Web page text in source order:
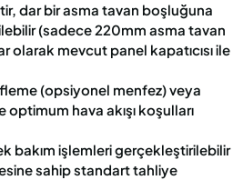
dar bir asma tavan boşluğuna
(sadece 220mm asma tavan
olarak mevcut panel kapatıcısı ile
(opsiyonel menfez) veya
hava akışı koşulları
bakım işlemleri gerçekleştirilebilir
sahip standart tahliye